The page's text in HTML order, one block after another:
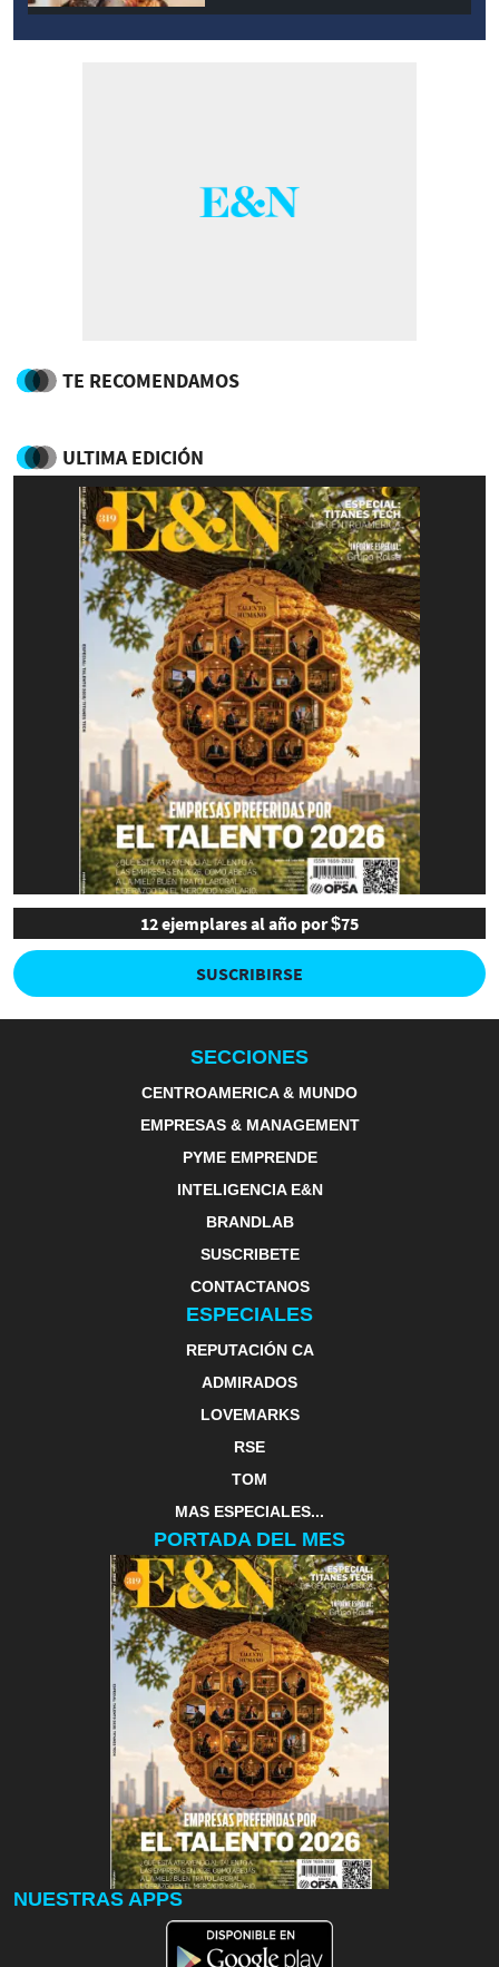
TE RECOMENDAMOS
ULTIMA EDICIÓN
12 ejemplares al año por $75
SUSCRIBIRSE
SECCIONES
CENTROAMERICA & MUNDO
EMPRESAS & MANAGEMENT
PYME EMPRENDE
INTELIGENCIA E&N
BRANDLAB
SUSCRIBETE
CONTACTANOS
ESPECIALES
REPUTACIÓN CA
ADMIRADOS
LOVEMARKS
RSE
TOM
MAS ESPECIALES...
PORTADA DEL MES
NUESTRAS APPS